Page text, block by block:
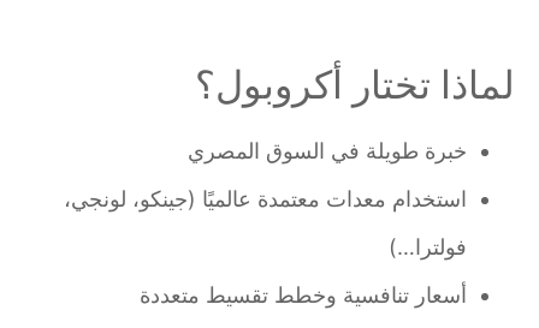
لماذا تختار أكروبول؟
خبرة طويلة في السوق المصري
استخدام معدات معتمدة عالميًا (جينكو، لونجي،
فولترا…)
أسعار تنافسية وخطط تقسيط متعددة